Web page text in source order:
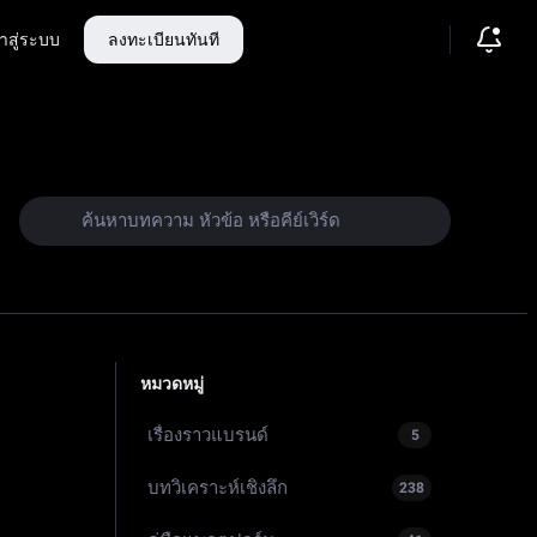
สู่ระบบ ลงทะเบียนทันที
หมวดหมู่
เรื่องราวแบรนด์ 5
บทวิเคราะห์เชิงลึก 238